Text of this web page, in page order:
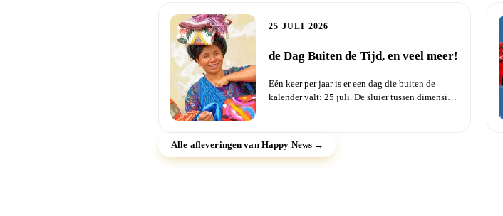
25 JULI 2026
de Dag Buiten de Tijd, en veel meer!
Eén keer per jaar is er een dag die buiten de
kalender valt: 25 juli. De sluier tussen dimensies
Alle afleveringen van Happy News →